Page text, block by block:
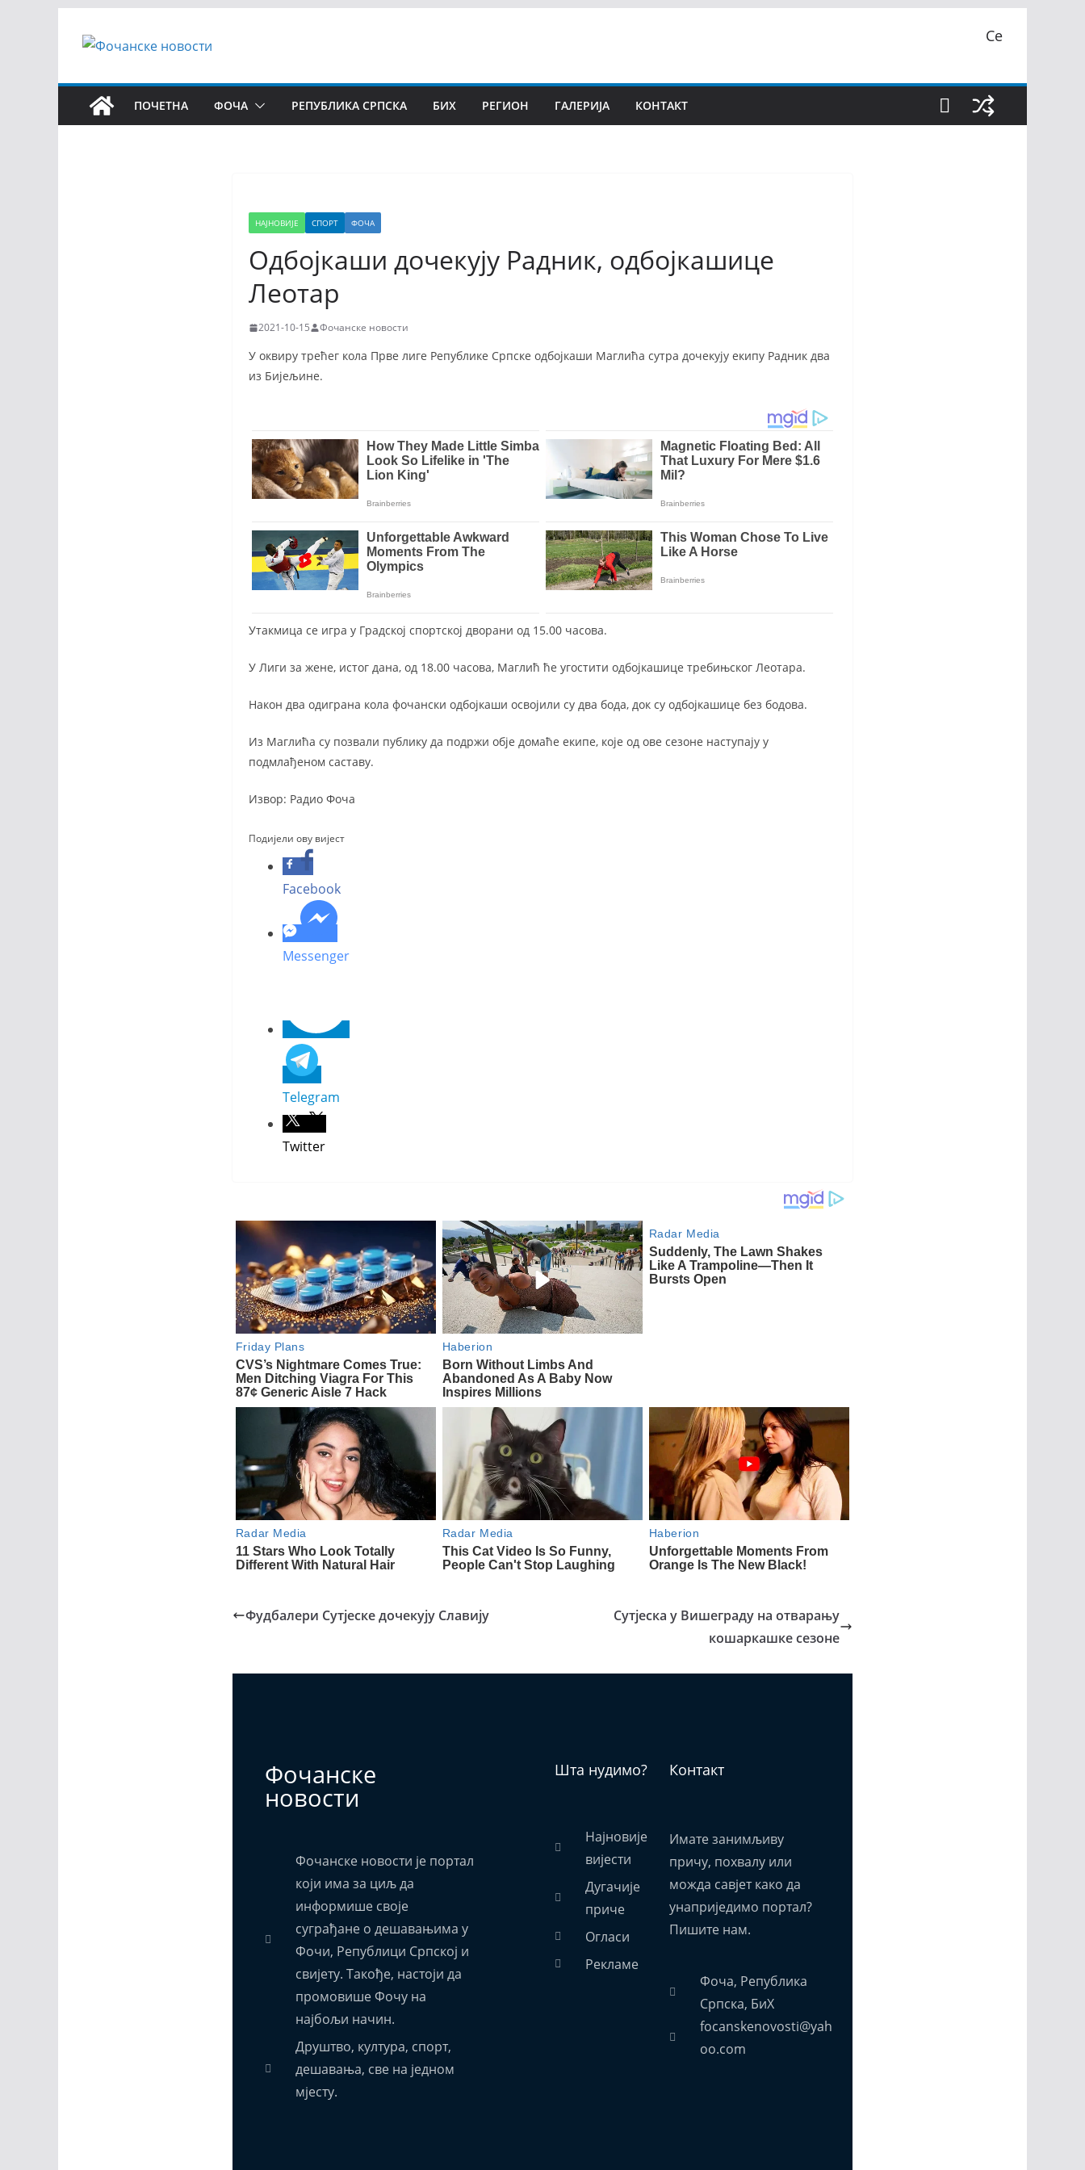
Се
ПОЧЕТНА ФОЧА РЕПУБЛИКА СРПСКА БИХ РЕГИОН ГАЛЕРИЈА КОНТАКТ
НАЈНОВИЈЕ СПОРТ ФОЧА
Одбојкаши дочекују Радник, одбојкашице
Леотар
2021-10-15 Фочанске новости
У оквиру трећег кола Прве лиге Републике Српске одбојкаши Маглића сутра дочекују екипу Радник два
из Бијељине.
Утакмица се игра у Градској спортској дворани од 15.00 часова.
У Лиги за жене, истог дана, од 18.00 часова, Маглић ће угостити одбојкашице требињског Леотара.
Након два одиграна кола фочански одбојкаши освојили су два бода, док су одбојкашице без бодова.
Из Маглића су позвали публику да подржи обје домаће екипе, које од ове сезоне наступају у
подмлађеном саставу.
Извор: Радио Фоча
Подијели ову вијест
Facebook
Messenger
Telegram
Twitter
Фудбалери Сутјеске дочекују Славију
Сутјеска у Вишеграду на отварању
кошаркашке сезоне
Фочанске
новости
Фочанске новости је портал
који има за циљ да
информише своје
суграђане о дешавањима у
Фочи, Републици Српској и
свијету. Такође, настоји да
промовише Фочу на
најбољи начин.
Друштво, култура, спорт,
дешавања, све на једном
мјесту.
Шта нудимо?
Најновије
вијести
Дугачије
приче
Огласи
Рекламе
Контакт
Имате занимљиву
причу, похвалу или
можда савјет како да
унаприједимо портал?
Пишите нам.
Фоча, Република
Српска, БиХ
focanskenovosti@yah
oo.com